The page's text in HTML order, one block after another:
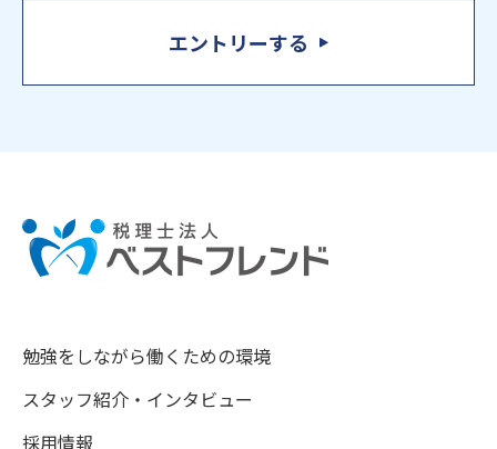
エントリーする
勉強をしながら働くための環境
スタッフ紹介・インタビュー
採用情報